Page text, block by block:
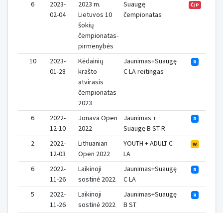
6
2023-
02-04
2023 m.
Lietuvos 10
šokių
čempionatas-
pirmenybės
Suaugę
čempionatas
Č/P
10
2023-
01-28
Kėdainių
krašto
atvirasis
čempionatas
2023
Jaunimas+Suaugę
C LA reitingas
R
6
2022-
12-10
Jonava Open
2022
Jaunimas +
Suaugę B ST R
R
2
2022-
12-03
Lithuanian
Open 2022
YOUTH + ADULT C
LA
W
6
2022-
11-26
Laikinoji
sostinė 2022
Jaunimas+Suaugę
C LA
R
5
2022-
11-26
Laikinoji
sostinė 2022
Jaunimas+Suaugę
B ST
R